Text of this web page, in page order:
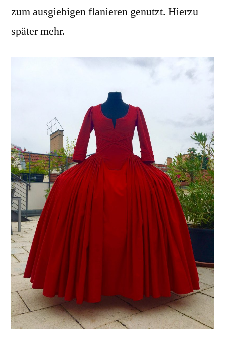
zum ausgiebigen flanieren genutzt. Hierzu
später mehr.